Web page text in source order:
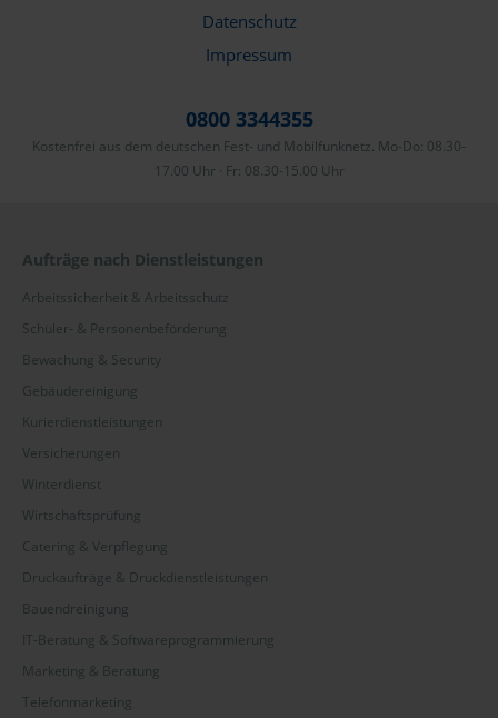
Datenschutz
Impressum
0800 3344355
Kostenfrei aus dem deutschen Fest- und Mobilfunknetz. Mo-Do: 08.30-
17.00 Uhr · Fr: 08.30-15.00 Uhr
Aufträge nach Dienstleistungen
Arbeitssicherheit & Arbeitsschutz
Schüler- & Personenbeförderung
Bewachung & Security
Gebäudereinigung
Kurierdienstleistungen
Versicherungen
Winterdienst
Wirtschaftsprüfung
Catering & Verpflegung
Druckaufträge & Druckdienstleistungen
Bauendreinigung
IT-Beratung & Softwareprogrammierung
Marketing & Beratung
Telefonmarketing